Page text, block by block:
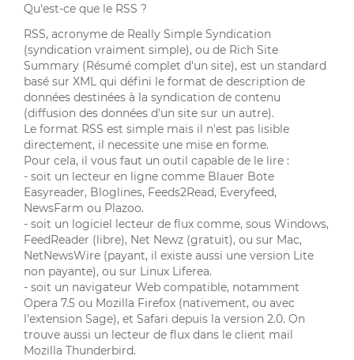
Qu'est-ce que le RSS ?
RSS, acronyme de Really Simple Syndication
(syndication vraiment simple), ou de Rich Site
Summary (Résumé complet d'un site), est un standard
basé sur XML qui défini le format de description de
données destinées à la syndication de contenu
(diffusion des données d'un site sur un autre).
Le format RSS est simple mais il n'est pas lisible
directement, il necessite une mise en forme.
Pour cela, il vous faut un outil capable de le lire :
- soit un lecteur en ligne comme Blauer Bote
Easyreader, Bloglines, Feeds2Read, Everyfeed,
NewsFarm ou Plazoo.
- soit un logiciel lecteur de flux comme, sous Windows,
FeedReader (libre), Net Newz (gratuit), ou sur Mac,
NetNewsWire (payant, il existe aussi une version Lite
non payante), ou sur Linux Liferea.
- soit un navigateur Web compatible, notamment
Opera 7.5 ou Mozilla Firefox (nativement, ou avec
l'extension Sage), et Safari depuis la version 2.0. On
trouve aussi un lecteur de flux dans le client mail
Mozilla Thunderbird.